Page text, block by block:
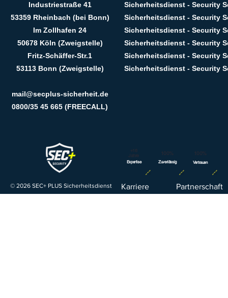
Industriestraße 41
53359 Rheinbach (bei Bonn)
Im Zollhafen 24
50678 Köln (Zweigstelle)
Fritz-Schäffer-Str.1
53113 Bonn (Zweigstelle)
mail@secplus-sicherheit.de
0800/35 45 665 (FREECALL)
© 2026 SEC+ PLUS Sicherheitsdienst
Sicherheitsdienst - Security
Sicherheitsdienst - Security
Sicherheitsdienst - Security
Sicherheitsdienst - Security
Sicherheitsdienst - Security
Sicherheitsdienst - Security
Expertise
+16
Jahre
100%
Zuverlässig
100%
Vertrauen
Karriere Partnerschaft